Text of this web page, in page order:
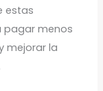
estas
pagar menos
mejorar la